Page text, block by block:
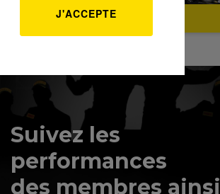
J'ACCEPTE
04/03/2025
Suivez les
performances
des membres ainsi